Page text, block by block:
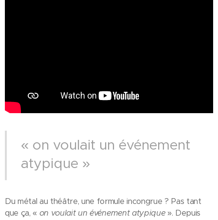
« on voulait un événement
atypique »
Du métal au théâtre, une formule incongrue ? Pas tant
que ça, « on voulait un événement atypique». Depuis